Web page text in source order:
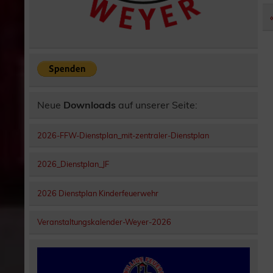
Neue Downloads auf unserer Seite:
2026-FFW-Dienstplan_mit-zentraler-Dienstplan
2026_Dienstplan_JF
2026 Dienstplan Kinderfeuerwehr
Veranstaltungskalender-Weyer-2026